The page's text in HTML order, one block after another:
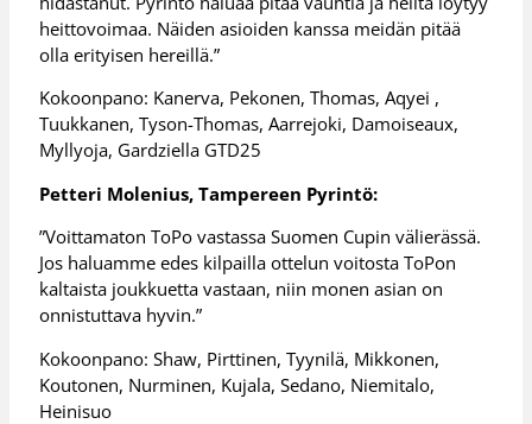
heittovoimaa. Näiden asioiden kanssa meidän pitää
olla erityisen hereillä.”
Kokoonpano: Kanerva, Pekonen, Thomas, Aqyei ,
Tuukkanen, Tyson-Thomas, Aarrejoki, Damoiseaux,
Myllyoja, Gardziella GTD25
Petteri Molenius, Tampereen Pyrintö:
”Voittamaton ToPo vastassa Suomen Cupin välierässä.
Jos haluamme edes kilpailla ottelun voitosta ToPon
kaltaista joukkuetta vastaan, niin monen asian on
onnistuttava hyvin.”
Kokoonpano: Shaw, Pirttinen, Tyynilä, Mikkonen,
Koutonen, Nurminen, Kujala, Sedano, Niemitalo,
Heinisuo